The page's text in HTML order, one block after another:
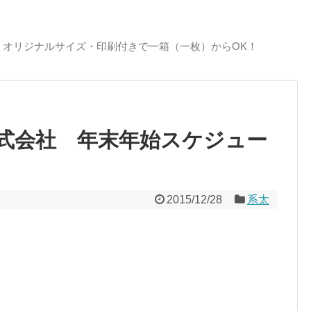
リジナルサイズ・印刷付きで一箱（一枚）からOK！
会社 年末年始スケジュー
2015/12/28 系太